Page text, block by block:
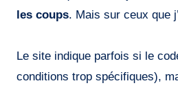
les coups. Mais sur ceux que
Le site indique parfois si le
conditions trop spécifiques),